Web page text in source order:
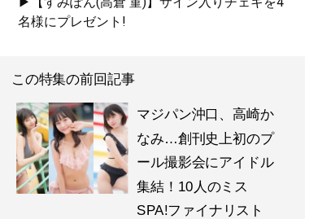
名様にプレゼント!
この特集の前回記事
マジパン沖口、高崎か
なみ…創刊史上初のプ
ール撮影会にアイドル
集結！10人のミス
SPA!ファイナリスト